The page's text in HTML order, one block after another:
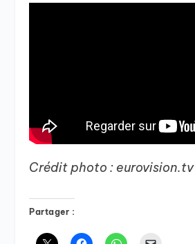
Crédit photo : eurovision.tv
Partager :